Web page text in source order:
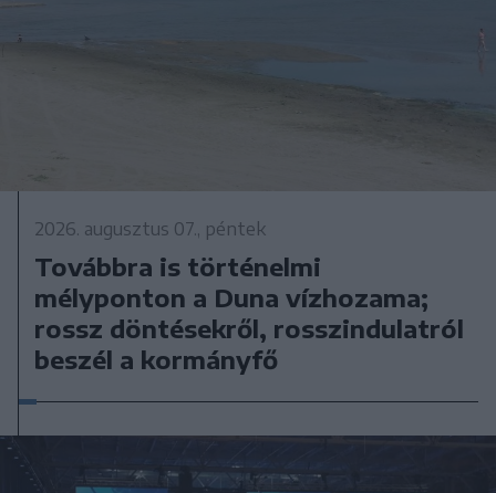
2026. augusztus 07., péntek
Továbbra is történelmi
mélyponton a Duna vízhozama;
rossz döntésekről, rosszindulatról
beszél a kormányfő